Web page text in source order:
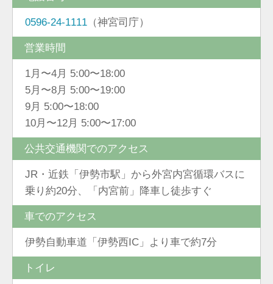
0596-24-1111 （神宮司庁）
営業時間
1月〜4月 5:00〜18:00
5月〜8月 5:00〜19:00
9月 5:00〜18:00
10月〜12月 5:00〜17:00
公共交通機関でのアクセス
JR・近鉄「伊勢市駅」から外宮内宮循環バスに
乗り約20分、「内宮前」降車し徒歩すぐ
車でのアクセス
伊勢自動車道「伊勢西IC」より車で約7分
トイレ